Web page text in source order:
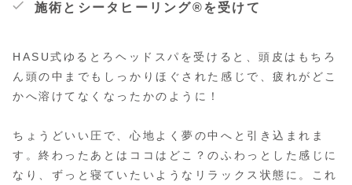
施術とシータヒーリング®を受けて
HASU式ゆるとろヘッドスパを受けると、頭皮はもちろ
ん頭の中までもしっかりほぐされた感じで、疲れがどこ
かへ溶けてなくなったかのように！
ちょうどいい圧で、心地よく夢の中へと引き込まれま
す。終わったあとはココはどこ？のふわっとした感じに
なり、ずっと寝ていたいようなリラックス状態に。これ